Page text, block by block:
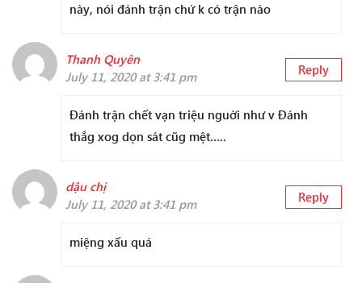
này, nói đánh trận chứ k có trận nào
Thanh Quyên
July 11, 2020 at 3:41 pm
Reply
Đánh trận chết vạn triệu nguời như v Đánh
thắg xog dọn sát cũg mệt…..
dậu chị
July 11, 2020 at 3:41 pm
Reply
miệng xấu quá